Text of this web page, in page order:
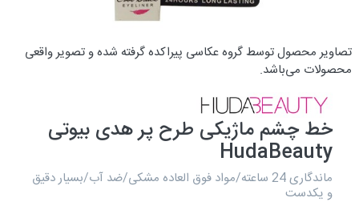
تصاویر محصول توسط گروه عکاسی پیراکده گرفته شده و تصویر واقعی
محصولات می‌باشد.
خط چشم ماژیکی طرح پر هدی بیوتی
HudaBeauty
ماندگاری 24 ساعته/مواد فوق العاده مشکی/ضد آب/بسیار دقیق
و یکدست